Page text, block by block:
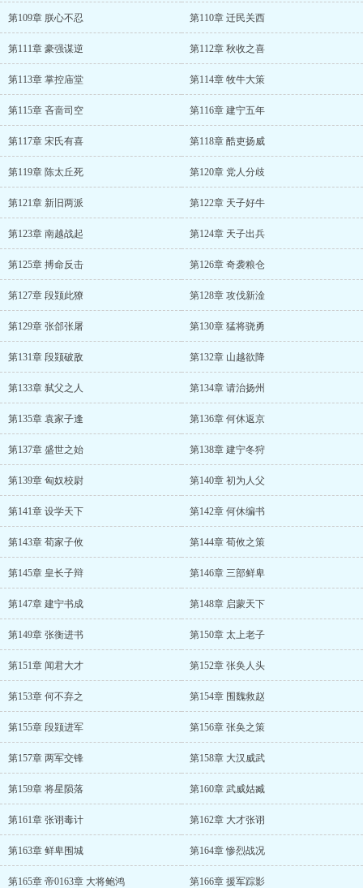
第109章 朕心不忍 第110章 迁民关西
第111章 豪强谋逆 第112章 秋收之喜
第113章 掌控庙堂 第114章 牧牛大策
第115章 吝啬司空 第116章 建宁五年
第117章 宋氏有喜 第118章 酷吏扬威
第119章 陈太丘死 第120章 党人分歧
第121章 新旧两派 第122章 天子好牛
第123章 南越战起 第124章 天子出兵
第125章 搏命反击 第126章 奇袭粮仓
第127章 段颎此獠 第128章 攻伐新淦
第129章 张郃张屠 第130章 猛将骁勇
第131章 段颎破敌 第132章 山越欲降
第133章 弑父之人 第134章 请治扬州
第135章 袁家子逢 第136章 何休返京
第137章 盛世之始 第138章 建宁冬狩
第139章 匈奴校尉 第140章 初为人父
第141章 设学天下 第142章 何休编书
第143章 荀家子攸 第144章 荀攸之策
第145章 皇长子辩 第146章 三部鲜卑
第147章 建宁书成 第148章 启蒙天下
第149章 张衡进书 第150章 太上老子
第151章 闻君大才 第152章 张奂人头
第153章 何不弃之 第154章 围魏救赵
第155章 段颎进军 第156章 张奂之策
第157章 两军交锋 第158章 大汉威武
第159章 将星陨落 第160章 武威姑臧
第161章 张诩毒计 第162章 大才张诩
第163章 鲜卑围城 第164章 惨烈战况
第165章 帝0163章 大将鲍鸿 第166章 援军踪影